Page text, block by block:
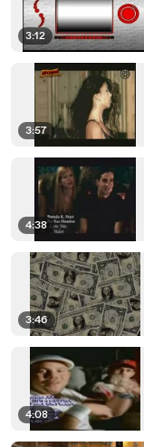
3:12
3:57
4:38
3:46
4:08